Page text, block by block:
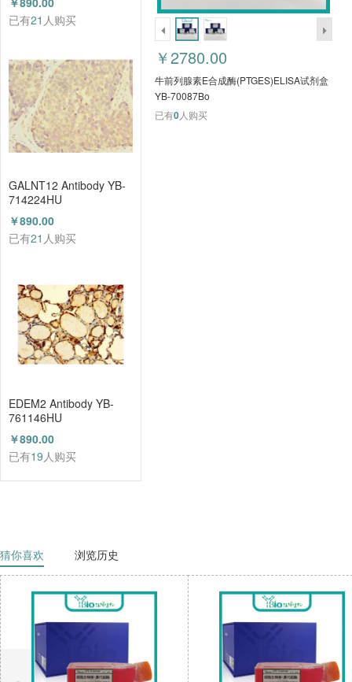
已有21 人购买
GALNT12 Antibody YB-
714224HU
￥890.00
已有21 人购买
EDEM2 Antibody YB-
761146HU
￥890.00
已有19人购买
￥2780.00
牛前列腺素E合成酶(PTGES)ELISA试剂盒
YB-70087Bo
已有0人购买
猜你喜欢 浏览历史